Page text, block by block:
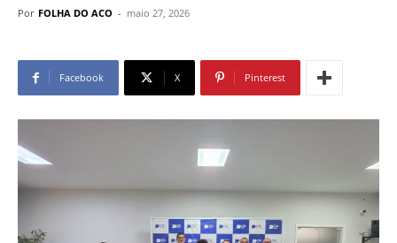
Por FOLHA DO ACO - maio 27, 2026
Facebook X Pinterest